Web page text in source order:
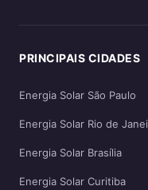
PRINCIPAIS CIDADES
Energia Solar São Paulo
Energia Solar Rio de
Energia Solar Brasília
Energia Solar Curitiba